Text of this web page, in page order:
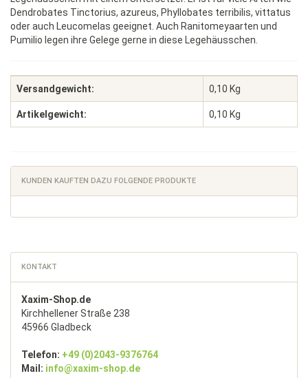
Dendrobates Tinctorius, azureus, Phyllobates terribilis, vittatus
oder auch Leucomelas geeignet. Auch Ranitomeyaarten und
Pumilio legen ihre Gelege gerne in diese Legehäusschen.
Versandgewicht: 0,10 Kg
Artikelgewicht: 0,10 Kg
KUNDEN KAUFTEN DAZU FOLGENDE PRODUKTE
KONTAKT
Xaxim-Shop.de
Kirchhellener Straße 238
45966 Gladbeck
Telefon: +49 (0)2043-9376764
Mail: info@xaxim-shop.de